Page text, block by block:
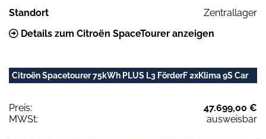
Standort
Zentrallager
Details zum Citroën SpaceTourer anzeigen
Citroën Spacetourer 75kWh PLUS L3 FörderF 2xKlima 9S Car
Preis:
47.699,00 €
MWSt:
ausweisbar